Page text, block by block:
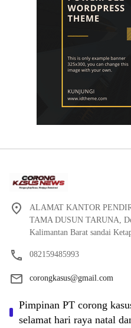
ALAMAT KANTOR
TAMA DUSUN TARUNA,
Kalimantan Barat sandai
082159485993
corongkasus@gmail.com
Pimpinan PT corong
selamat hari raya natal